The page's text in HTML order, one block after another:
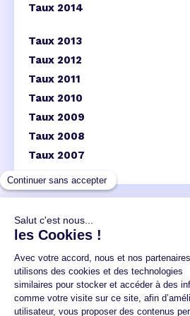
Taux 2014
Taux 2013
Taux 2012
Taux 2011
Taux 2010
Taux 2009
Taux 2008
Taux 2007
Un crédit vous engage et
Vérifiez vos capacités de
vous